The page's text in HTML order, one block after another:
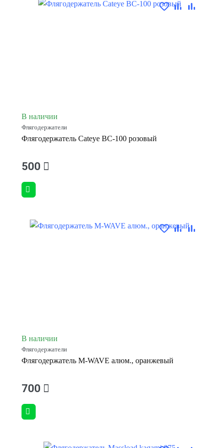
В наличии
Флягодержатели
Флягодержатель Cateye BC-100 розовый
500
В наличии
Флягодержатели
Флягодержатель M-WAVE алюм., оранжевый
700